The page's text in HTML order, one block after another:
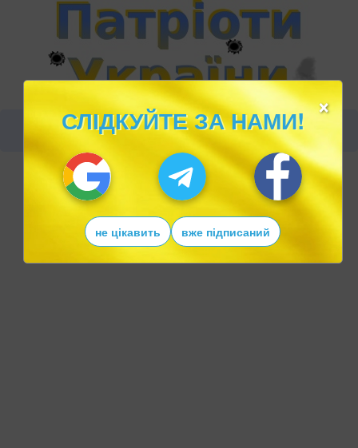
×
СЛІДКУЙТЕ ЗА НАМИ!
не цікавить вже підписаний